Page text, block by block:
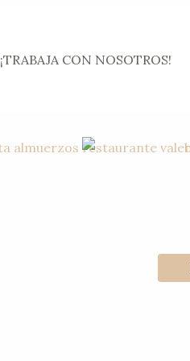
¡TRABAJA CON NOSOTROS!